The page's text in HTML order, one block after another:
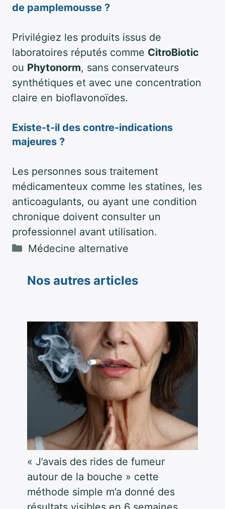
de pamplemousse ?
Privilégiez les produits issus de
laboratoires réputés comme CitroBiotic
ou Phytonorm, sans conservateurs
synthétiques et avec une concentration
claire en bioflavonoïdes.
Existe-t-il des contre-indications
majeures ?
Les personnes sous traitement
médicamenteux comme les statines, les
anticoagulants, ou ayant une condition
chronique doivent consulter un
professionnel avant utilisation.
Catégories
Médecine alternative
Nos autres articles
« J’avais des rides de fumeur
autour de la bouche » cette
méthode simple m’a donné des